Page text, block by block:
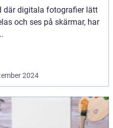
där digitala fotografier lätt
och ses på skärmar, har
2024